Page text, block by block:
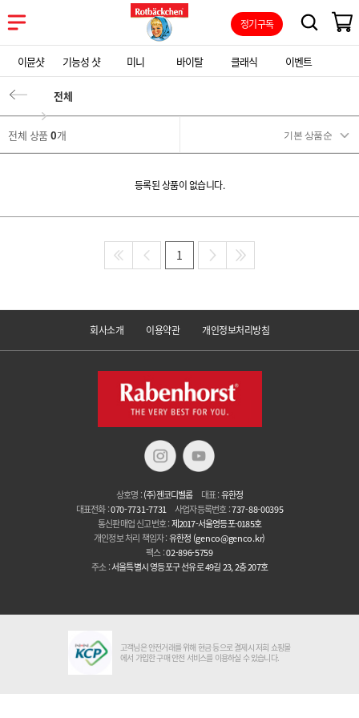
정기구독
이뮨샷 기능성 샷 미니 바이탈 클래식 이벤트
전체
전체 상품0개
등록된 상품이 없습니다.
1
회사소개 이용약관 개인정보처리방침
상호명 :(주)젠코디벨롭 대표 :유한정
대표전화 :070-7731-7731 사업자등록번호 :737-88-00395
통신판매업 신고번호 :제2017-서울영등포-0185호
개인정보 처리 책임자 :유한정 (genco@genco.kr)
팩스 :02-896-5759
주소 :서울특별시 영등포구 선유로 49길 23, 2층 207호
고객님은 안전거래를 위해 현금 등으로 결제시 저희 쇼핑몰
에서 가입한 구매 안전 서비스를 이용하실 수 있습니다.